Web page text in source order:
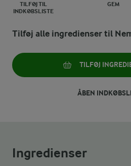
TILFØJ TIL
INDKØBSLISTE
GEM
Tilføj alle ingredienser til
TILFØJ
ÅBEN
Ingredienser